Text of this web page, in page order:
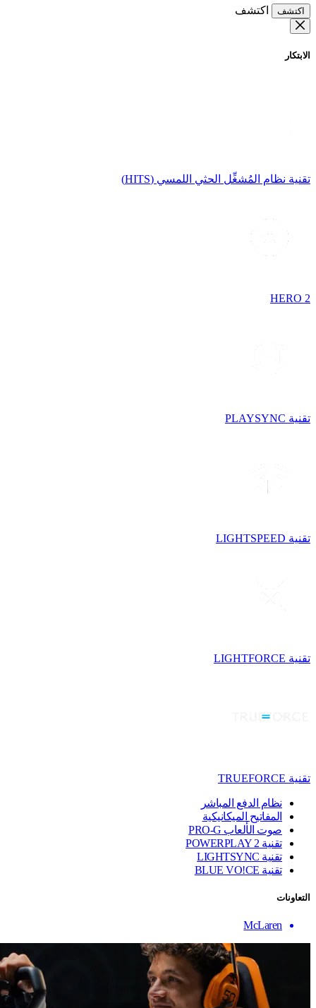
اكتشف اكتشف
الابتكار
تقنية نظام المُشغِّل الحثي اللمسي (HITS)
HERO 2
تقنية PLAYSYNC
تقنية LIGHTSPEED
تقنية LIGHTFORCE
تقنية TRUEFORCE
نظام الدفع المباشر
المفاتيح الميكانيكية
صوت الألعاب PRO-G
تقنية ‏POWERPLAY 2
تقنية LIGHTSYNC
تقنية BLUE VO!CE
التعاونات
McLaren